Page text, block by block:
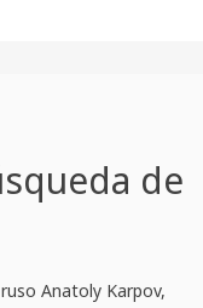
de
Anatoly Karpov,